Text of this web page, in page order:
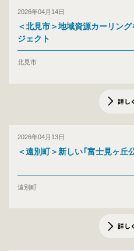
2026年04月14日
＜北見市＞地域資源カーリン
ジェクト
北見市
詳し
2026年04月13日
＜遠別町＞新しい「富士見ヶ丘
遠別町
詳し